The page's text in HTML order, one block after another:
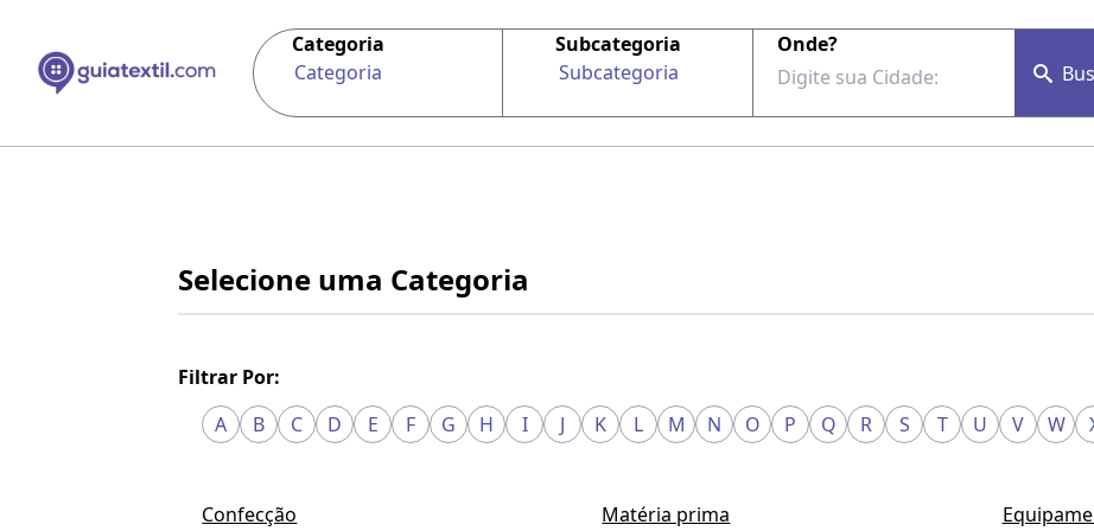
Categoria
Categoria
Subcategoria
Subcategoria
Onde?
Selecione uma Categoria
Filtrar Por:
A
B C D E F G H I J K L M N O P Q R S T U V W
Confecção Matéria prima